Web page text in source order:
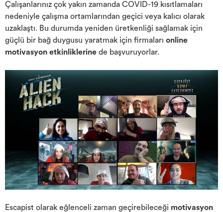
Çalışanlarınız çok yakın zamanda COVID-19 kısıtlamaları
nedeniyle çalışma ortamlarından geçici veya kalıcı olarak
uzaklaştı. Bu durumda yeniden üretkenliği sağlamak için
güçlü bir bağ duygusu yaratmak için firmaları online
motivasyon etkinliklerine de başvuruyorlar.
Escapist olarak eğlenceli zaman geçirebileceği motivasyon